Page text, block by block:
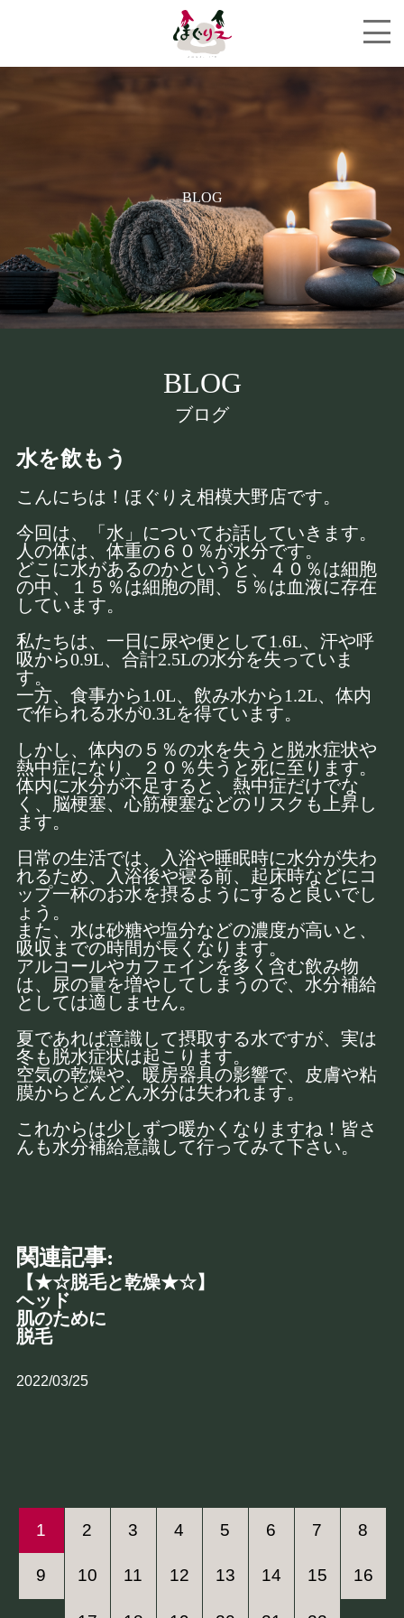
BLOG
BLOG
ブログ
水を飲もう
こんにちは！ほぐりえ相模大野店です。
今回は、「水」についてお話していきます。
人の体は、体重の６０％が水分です。
どこに水があるのかというと、４０％は細胞
の中、１５％は細胞の間、５％は血液に存在
しています。
私たちは、一日に尿や便として1.6L、汗や呼
吸から0.9L、合計2.5Lの水分を失っていま
す。
一方、食事から1.0L、飲み水から1.2L、体内
で作られる水が0.3Lを得ています。
しかし、体内の５％の水を失うと脱水症状や
熱中症になり、２０％失うと死に至ります。
体内に水分が不足すると、熱中症だけでな
く、脳梗塞、心筋梗塞などのリスクも上昇し
ます。
日常の生活では、入浴や睡眠時に水分が失わ
れるため、入浴後や寝る前、起床時などにコ
ップ一杯のお水を摂るようにすると良いでし
ょう。
また、水は砂糖や塩分などの濃度が高いと、
吸収までの時間が長くなります。
アルコールやカフェインを多く含む飲み物
は、尿の量を増やしてしまうので、水分補給
としては適しません。
夏であれば意識して摂取する水ですが、実は
冬も脱水症状は起こります。
空気の乾燥や、暖房器具の影響で、皮膚や粘
膜からどんどん水分は失われます。
これからは少しずつ暖かくなりますね！皆さ
んも水分補給意識して行ってみて下さい。
関連記事:
【★☆脱毛と乾燥★☆】
ヘッド
肌のために
脱毛
2022/03/25
1 2 3 4 5 6 7 8
9 10 11 12 13 14 15 16